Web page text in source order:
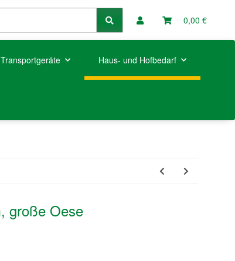
0,00 €
Transportgeräte Haus- und Hofbedarf
große Oese